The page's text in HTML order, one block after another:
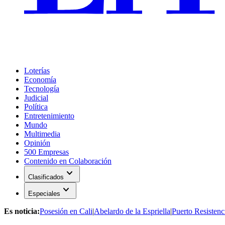
Loterías
Economía
Tecnología
Judicial
Política
Entretenimiento
Mundo
Multimedia
Opinión
500 Empresas
Contenido en Colaboración
Clasificados expand_more
Especiales expand_more
Es noticia:Posesión en Cali|Abelardo de la Espriella|Puerto